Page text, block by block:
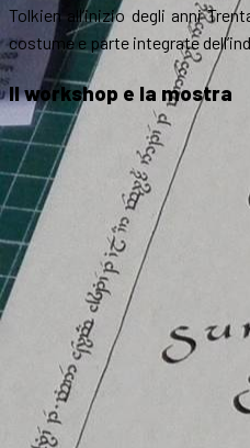
Tolkien all’inizio degli anni
costume e parte integrate
Il workshop e la mostra